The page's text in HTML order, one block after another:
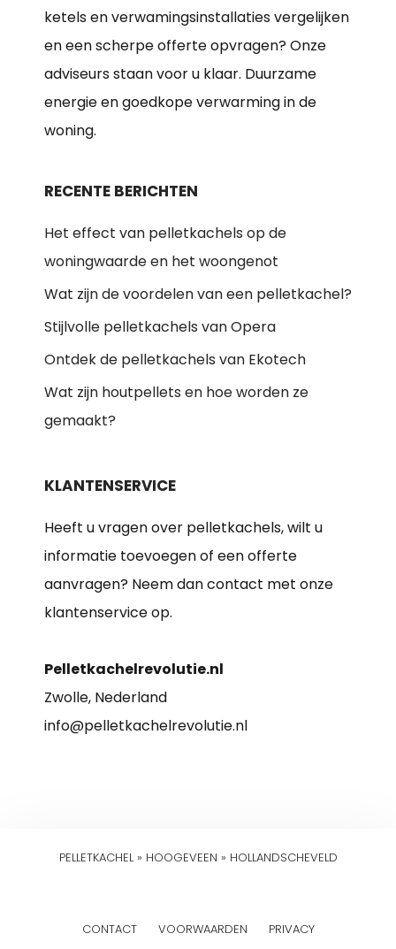
ketels en verwamingsinstallaties vergelijken
en een scherpe offerte opvragen? Onze
adviseurs staan voor u klaar. Duurzame
energie en goedkope verwarming in de
woning.
RECENTE BERICHTEN
Het effect van pelletkachels op de
woningwaarde en het woongenot
Wat zijn de voordelen van een pelletkachel?
Stijlvolle pelletkachels van Opera
Ontdek de pelletkachels van Ekotech
Wat zijn houtpellets en hoe worden ze
gemaakt?
KLANTENSERVICE
Heeft u vragen over pelletkachels, wilt u
informatie toevoegen of een offerte
aanvragen? Neem dan contact met onze
klantenservice op.
Pelletkachelrevolutie.nl
Zwolle, Nederland
info@pelletkachelrevolutie.nl
PELLETKACHEL» HOOGEVEEN » HOLLANDSCHEVELD
CONTACT VOORWAARDEN PRIVACY